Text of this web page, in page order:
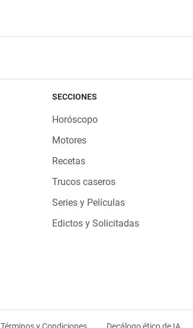
SECCIONES
Horóscopo
Motores
Recetas
Trucos caseros
Series y Películas
Edictos y Solicitadas